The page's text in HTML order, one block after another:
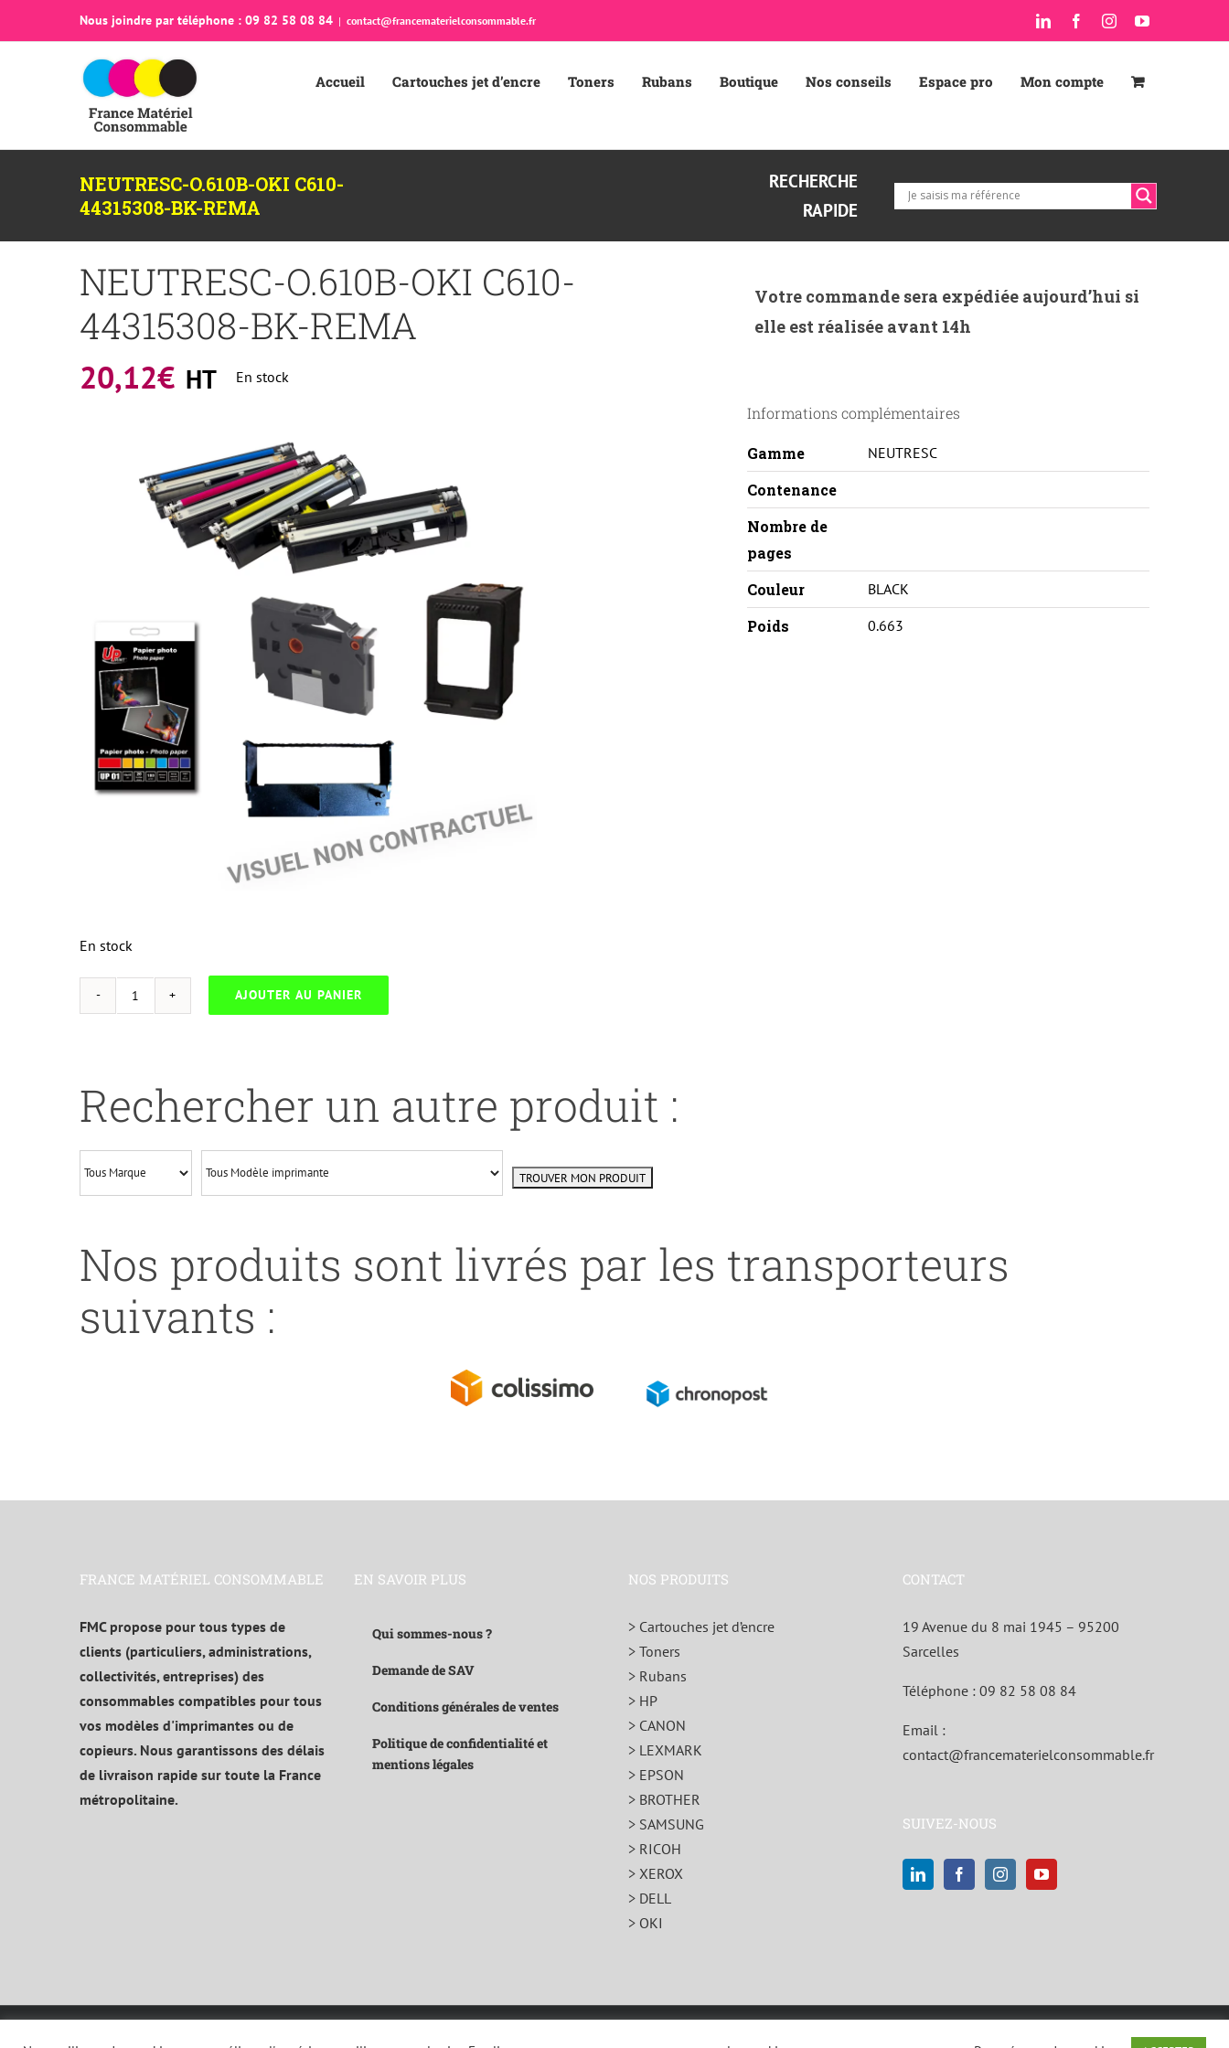
Nous joindre par téléphone : 09 82 58 08 84 | contact@francematerielconsommable.fr LinkedInFacebookInstagramYouTube
Accueil Cartouches jet d’encre Toners Rubans Boutique Nos conseils Espace pro Mon compte
NEUTRESC-O.610B-OKI C610-
44315308-BK-REMA
RECHERCHE
RAPIDE
NEUTRESC-O.610B-OKI C610-
44315308-BK-REMA
20,12€ HT En stock
En stock
quantité
OKI
44315308-
BK-
AJOUTER AU PANIER
Votre commande sera expédiée aujourd’hui si
elle est réalisée avant 14h
Informations complémentaires
Gamme NEUTRESC
Contenance
Nombre de
pages
Couleur
BLACK
Poids 0.663
Rechercher un autre produit :
Nos produits sont livrés par les transporteurs
suivants :
FRANCE MATÉRIEL CONSOMMABLE
FMC propose pour tous types de
clients (particuliers, administrations,
collectivités, entreprises) des
consommables compatibles pour tous
vos modèles d'imprimantes ou de
copieurs. Nous garantissons des délais
de livraison rapide sur toute la France
métropolitaine.
EN SAVOIR PLUS
Qui sommes-nous ?
Demande de SAV
Conditions générales de ventes
Politique de confidentialité et
mentions légales
NOS PRODUITS
> Cartouches jet d’encre
> Toners
> Rubans
> HP
> CANON
> LEXMARK
> EPSON
> BROTHER
> SAMSUNG
> RICOH
> XEROX
> DELL
> OKI
CONTACT
19 Avenue du 8 mai 1945 – 95200
Sarcelles
Téléphone : 09 82 58 08 84
Email :
contact@francematerielconsommable.fr
SUIVEZ-NOUS